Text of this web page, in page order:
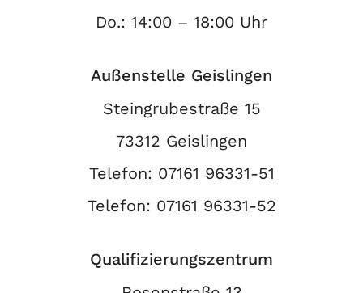
Do.: 14:00 – 18:00 Uhr
Außenstelle Geislingen
Steingrubestraße 15
73312 Geislingen
Telefon: 07161 96331-51
Telefon: 07161 96331-52
Qualifizierungszentrum